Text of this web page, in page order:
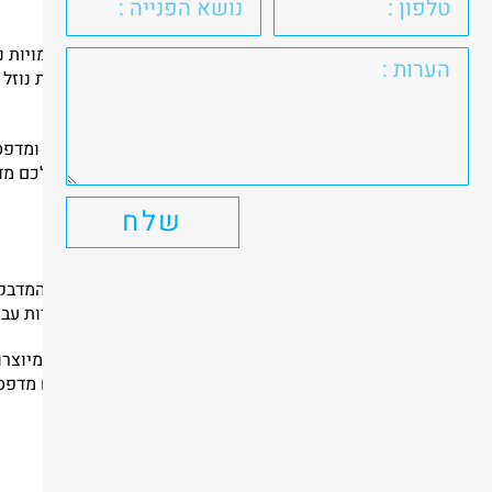
ההבדלים בין טונר לבין ראשי דיו למדפסות
אם אתם מנהלים משרד או עסק וצריכים הדפסות בכמויות
שטונר מכיל בתוכו אבקת דיו, ראש דיו מכיל בתוכו את
יש לזכור, מדפסת לייזר לא יכולה לעבוד עם ראש דיו,
יהיה צורך לרכוש את מחסניות הדיו הנכונות. אם יש
מדפסת מדבקות לעסקים
את המדפסות הנפוצות בעסקים היא מדפסת הדפסת
מחסנית דיו קטנה ונשלפת. מדפסות מדבקות אידיאליות
מדפסות המדבקות מגיעות במגוון סוגים, כאשר חלקן
שאפשרי להסתובב איתה ברחבי העסק. כמו כן, יש גם
שלח